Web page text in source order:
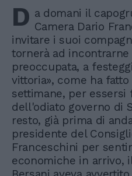
D a domani il
Camera Dario
invitare i suoi
tornerà ad
preoccupata, a
vittoria», come ha
settimane, per essersi
dell'odiato governo di
resto, già prima di
presidente del
Franceschini per
economiche in arrivo,